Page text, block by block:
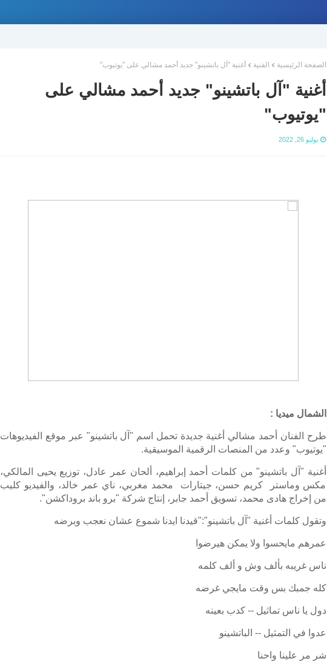
الصفحة الرئيسية الفنية أغنية "آل باتشينو" جديد أحمد مشالي على "يوتيوب"
أغنية "آل باتشينو" جديد أحمد مشالي على
"يوتيوب"
يوليو 26, 2022
الشمال ميديا :
طرح الفنان أحمد مشالي أغنية جديدة تحمل اسم "آل باتشينو" عبر موقع الفيديوهات
"يوتيوب" وعدد من المنصات الرقمية الموسيقية.
أغنية "آل باتشينو" من كلمات أحمد إبراهيم، ألحان عمر عادل، توزيع يحيى المالكي،
مكس وماستر كريم حسن، جيتارات محمد مغربي، ناي عمر خالد، والفيديو كليب
من إخراج هادى محمد، تسويق أحمد جابر، إنتاج شركة "برو باند بروداكشن".
وتقول كلمات أغنية "آل باتشينو":"قيدنا ايدنا شموع عشان نعجب وبرضه
عمرهم مايحسوا ولا يمكن هيرضوا
ناس غريبه بألف وش و ألف كلمه
كله جمبك بس وقت مايجي غرضه
دول يا ناس تماثيل -- كدب بعينه
عدوا في التمثيل -- الباتشينو
شر مر علينا واحنا